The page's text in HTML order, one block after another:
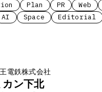
Plan PR
Web
AI Space Editorial
電鉄株式会社
カン下北